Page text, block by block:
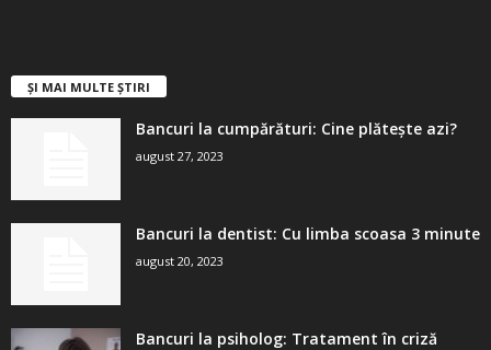
ȘI MAI MULTE ȘTIRI
Bancuri la cumpărături: Cine plătește azi?
august 27, 2023
Bancuri la dentist: Cu limba scoasa 3 minute
august 20, 2023
Bancuri la psiholog: Tratament în criză